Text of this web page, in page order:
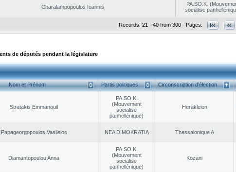
Charalampopoulos Ioannis
PA.SO.K.
socialise
Records: 21 - 40 from 300 - Pages:
de députés pendant la législature
Nom et Prénom Partis politiques Circonscription d’élection
Stratakis Emmanouil
PA.SO.K.
(Mouvement
socialise
panhellénique)
Herakleion
Papageorgopoulos Vasileios NEA DΙMOKRATIA Thessalonique A
Diamantopoulou Anna
PA.SO.K.
(Mouvement
socialise
panhellénique)
Kozani